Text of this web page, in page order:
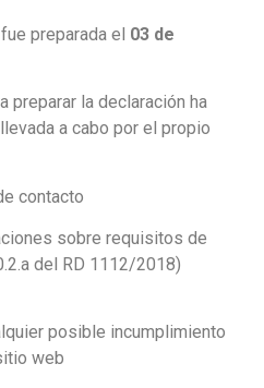
preparada el 03 de
preparar la declaración ha
a cabo por el propio
contacto
sobre requisitos de
del RD 1112/2018)
posible incumplimiento
web